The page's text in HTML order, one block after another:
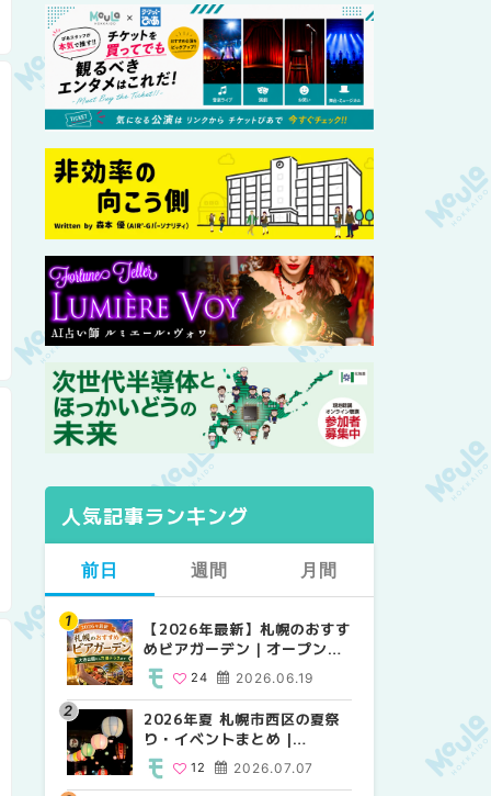
人気記事ランキング
前日
【2026年最新】札幌のおすす
めビアガーデン｜オープン日
順に徹底紹介！大通公園から
穴場テラスまで | MouLa
HOKKAIDO
2026.06.19
24
2026年夏 札幌市西区の夏祭
り・イベントまとめ |
MouLa HOKKAIDO
2026.07.07
12
週間
【2026年最新】札幌のおすす
めビアガーデン｜オープン日
穴場テラスまで | MouLa
HOKKAIDO
24
2026年夏 札幌市西区の夏祭
り・イベントまとめ |
12
月間
【2026年最新】札幌のおすす
めビアガーデン｜オープン日
穴場テラスまで | MouLa
HOKKAIDO
24
2026年夏 札幌市北区の夏祭
り・イベントまとめ |
9